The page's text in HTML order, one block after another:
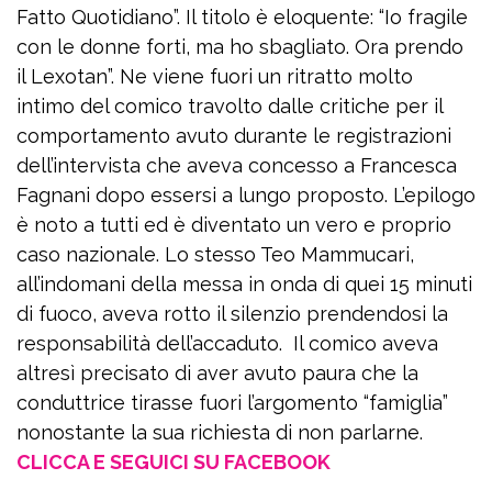
Fatto Quotidiano”. Il titolo è eloquente: “Io fragile
con le donne forti, ma ho sbagliato. Ora prendo
il Lexotan”. Ne viene fuori un ritratto molto
intimo del comico travolto dalle critiche per il
comportamento avuto durante le registrazioni
dell’intervista che aveva concesso a Francesca
Fagnani dopo essersi a lungo proposto. L’epilogo
è noto a tutti ed è diventato un vero e proprio
caso nazionale. Lo stesso Teo Mammucari,
all’indomani della messa in onda di quei 15 minuti
di fuoco, aveva rotto il silenzio prendendosi la
responsabilità dell’accaduto. Il comico aveva
altresì precisato di aver avuto paura che la
conduttrice tirasse fuori l’argomento “famiglia”
nonostante la sua richiesta di non parlarne.
CLICCA E SEGUICI SU FACEBOOK